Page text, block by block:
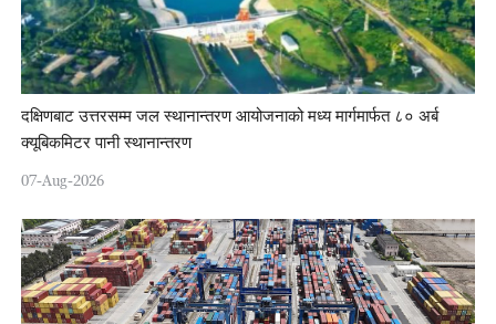
दक्षिणबाट उत्तरसम्म जल स्थानान्तरण आयोजनाको मध्य मार्गमार्फत ८० अर्ब
क्यूबिकमिटर पानी स्थानान्तरण
07-Aug-2026